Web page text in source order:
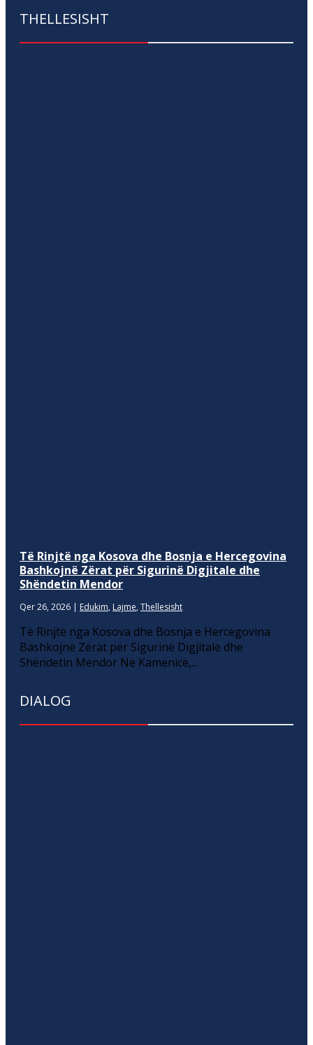
THELLESISHT
Të Rinjtë nga Kosova dhe Bosnja e Hercegovina
Bashkojnë Zërat për Sigurinë Digjitale dhe
Shëndetin Mendor
Qer 26, 2026 | Edukim, Lajme, Thellesisht
Të Rinjtë nga Kosova dhe Bosnja e Hercegovina
Bashkojnë Zërat për Sigurinë Digjitale dhe
Shëndetin Mendor Në Kamenicë,...
DIALOG